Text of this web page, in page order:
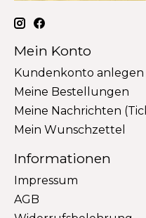
Mein Konto
Kundenkonto anlegen
Meine Bestellungen
Meine Nachrichten
Mein Wunschzettel
Informationen
Impressum
AGB